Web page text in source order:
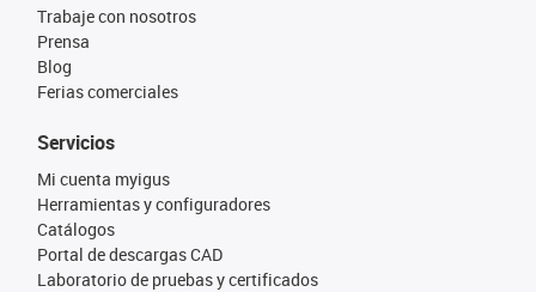
Trabaje con nosotros
Prensa
Blog
Ferias comerciales
Servicios
Mi cuenta myigus
Herramientas y configuradores
Catálogos
Portal de descargas CAD
Laboratorio de pruebas y certificados